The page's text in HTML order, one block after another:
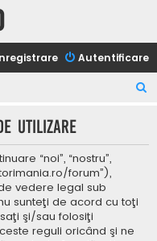
Autentificare
t
utilizare
“noi”, “nostru”,
forum”),
vedere legal sub
sunteţi de acord cu toţi
şi/sau folosiţi
reguli oricând şi ne